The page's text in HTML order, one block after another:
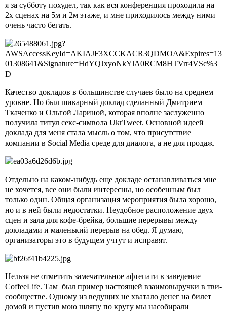
я за субботу похудел, так как вся конференция проходила на
2х сценах на 5м и 2м этаже, и мне приходилось между ними
очень часто бегать.
Качество докладов в большинстве случаев было на среднем
уровне. Но был шикарный доклад сделанный Дмитрием
Ткаченко и Ольгой Лариной, которая вполне заслуженно
получила титул секс-символа UkrTweet. Основной идеей
доклада для меня стала мысль о том, что присутствие
компании в Social Media среде для диалога, а не для продаж.
Отдельно на каком-нибудь еще докладе останавливаться мне
не хочется, все они были интересны, но особенным был
только один. Общая организация мероприятия была хорошо,
но и в ней были недостатки. Неудобное расположение двух
сцен и зала для кофе-брейка, большие перерывы между
докладами и маленький перерыв на обед. Я думаю,
организаторы это в будущем учтут и исправят.
Нельзя не отметить замечательное афтепати в заведение
CoffeeLife. Там был пример настоящей взаимовыручки в тви-
сообществе. Одному из ведущих не хватало денег на билет
домой и пустив мою шляпу по кругу мы насобирали